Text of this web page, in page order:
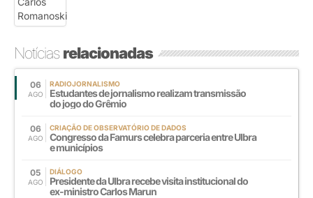
Notíciasrelacionadas
06
AGO
RADIOJORNALISMO
Estudantes de jornalismo realizam transmissão
do jogo do Grêmio
06
AGO
CRIAÇÃO DE OBSERVATÓRIO DE DADOS
Congresso da Famurs celebra parceria entre Ulbra
e municípios
05
AGO
DIÁLOGO
Presidente da Ulbra recebe visita institucional do
ex-ministro Carlos Marun